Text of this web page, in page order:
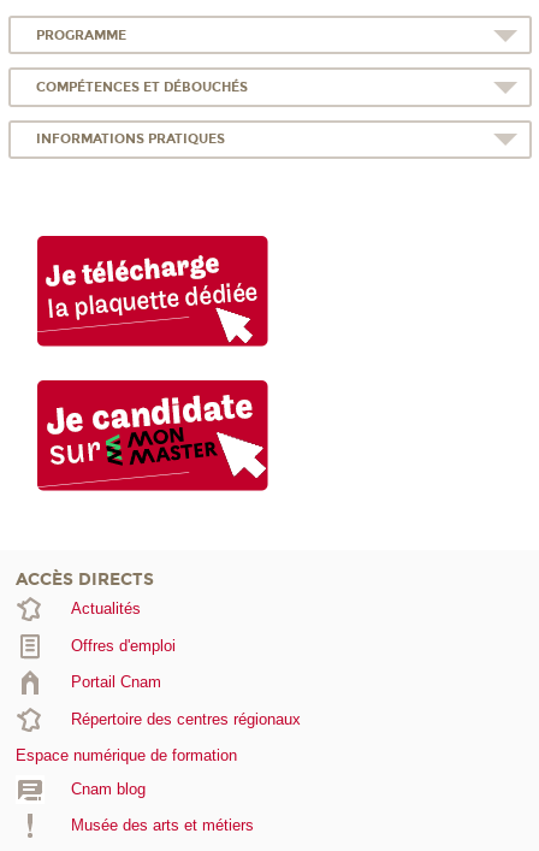
PROGRAMME
COMPÉTENCES ET DÉBOUCHÉS
INFORMATIONS PRATIQUES
ACCÈS DIRECTS
Actualités
Offres d'emploi
Portail Cnam
Répertoire des centres régionaux
Espace numérique de formation
Cnam blog
Musée des arts et métiers